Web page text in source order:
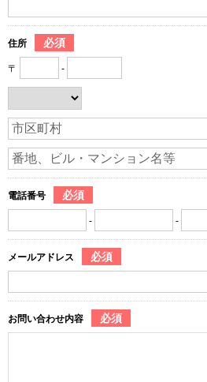
住所 必須
〒 -
電話番号 必須
- -
メールアドレス 必須
お問い合わせ内容 必須